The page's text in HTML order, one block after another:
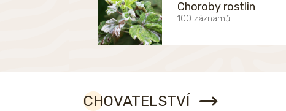
Choroby rostlin
100 záznamů
CHOVATELSTVÍ